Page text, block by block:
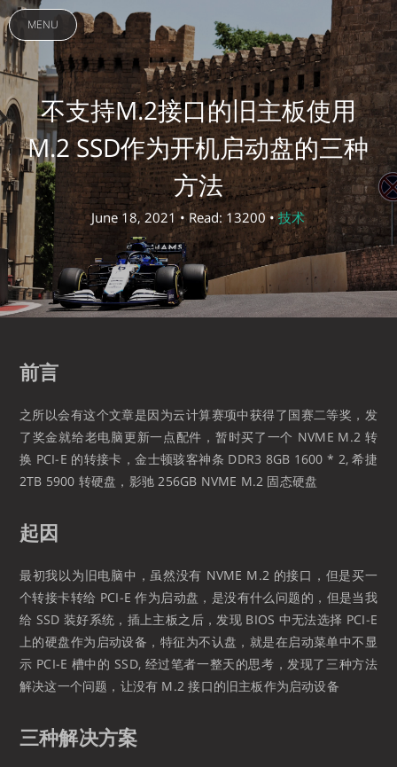
MENU
不支持M.2接口的旧主板使用
M.2 SSD作为开机启动盘的三种
方法
June 18, 2021 • Read: 13200 •技术
前言
之所以会有这个文章是因为云计算赛项中获得了国赛二等奖，发
了奖金就给老电脑更新一点配件，暂时买了一个 NVME M.2 转
换 PCI-E 的转接卡，金士顿骇客神条 DDR3 8GB 1600 * 2, 希捷
2TB 5900 转硬盘，影驰 256GB NVME M.2 固态硬盘
起因
最初我以为旧电脑中，虽然没有 NVME M.2 的接口，但是买一
个转接卡转给 PCI-E 作为启动盘，是没有什么问题的，但是当我
给 SSD 装好系统，插上主板之后，发现 BIOS 中无法选择 PCI-E
上的硬盘作为启动设备，特征为不认盘，就是在启动菜单中不显
示 PCI-E 槽中的 SSD, 经过笔者一整天的思考，发现了三种方法
解决这一个问题，让没有 M.2 接口的旧主板作为启动设备
三种解决方案